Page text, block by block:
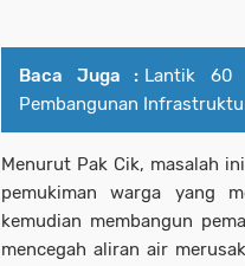
Baca Juga : Lantik 60
Pembangunan
Menurut Pak Cik, masalah
pemukiman warga yang
kemudian membangun
mencegah aliran air